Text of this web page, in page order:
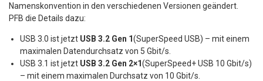
Namenskonvention in den verschiedenen Versionen geändert.
PFB die Details dazu:
USB 3.0 ist jetzt USB 3.2 Gen 1(SuperSpeed USB) – mit einem
maximalen Datendurchsatz von 5 Gbit/s.
USB 3.1 ist jetzt USB 3.2 Gen 2×1(SuperSpeed+ USB 10 Gbit/s)
– mit einem maximalen Durchsatz von 10 Gbit/s.